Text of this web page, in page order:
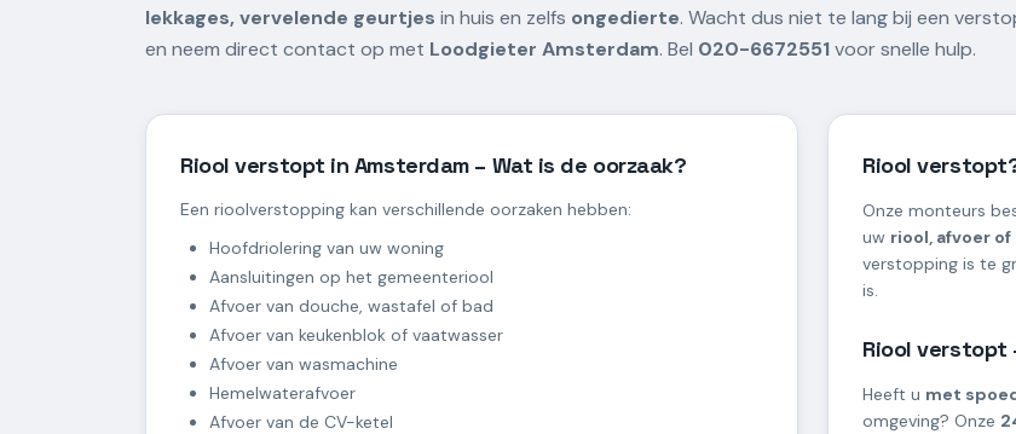
lekkages, vervelende geurtjes in huis en zelfs ongedierte. Wacht dus niet te lang bij een
en neem direct contact op met Loodgieter Amsterdam. Bel 020-6672551voor snelle hulp.
Riool verstopt in Amsterdam – Wat is de oorzaak?
Een rioolverstopping kan verschillende oorzaken hebben:
Hoofdriolering van uw woning
Aansluitingen op het gemeenteriool
Afvoer van douche, wastafel of bad
Afvoer van keukenblok of vaatwasser
Afvoer van wasmachine
Hemelwaterafvoer
Afvoer van de CV-ketel
Riool
Onze monteurs
uw riool, afvoer
verstopping is te
is.
Riool verstopt
Heeft u met
omgeving? Onze